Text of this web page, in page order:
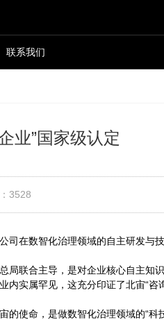
联系我们
业”国家级认定
3528
在数智化治理领域的自主研发与
局联合主导，是对企业核心自主知
实属罕见，这充分印证了北宙“咨
使命，是做数智化治理领域的“科